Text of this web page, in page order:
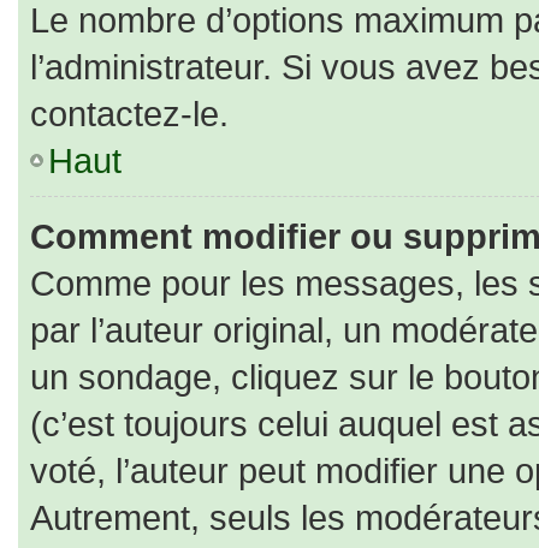
Le nombre d’options maximum
l’administrateur. Si vous avez
contactez-le.
Haut
Comment modifier ou
Comme pour les messages, les
par l’auteur original, un
un sondage, cliquez sur le
(c’est toujours celui auquel est
voté, l’auteur peut modifier une
Autrement, seuls les